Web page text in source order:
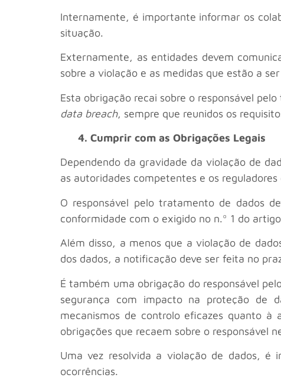
Internamente, é importante informar os
situação.
Externamente, as entidades devem
sobre a violação e as medidas que estão a
Esta obrigação recai sobre o responsável
data breach, sempre que reunidos os
4. Cumprir com as Obrigações Legais
Dependendo da gravidade da violação de
as autoridades competentes e os
O responsável pelo tratamento de dados
conformidade com o exigido no n.º 1 do
Além disso, a menos que a violação de
dos dados, a notificação deve ser feita no
É também uma obrigação do responsável
segurança com impacto na proteção de
mecanismos de controlo eficazes quanto à
obrigações que recaem sobre o responsável
Uma vez resolvida a violação de dados, é
ocorrências.